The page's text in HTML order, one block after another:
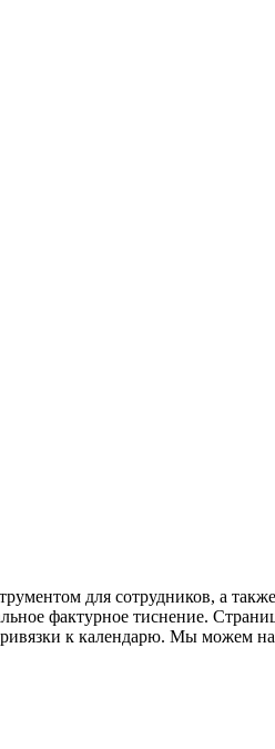
для сотрудников, а
фактурное тиснение.
к календарю. Мы можем